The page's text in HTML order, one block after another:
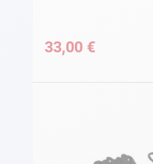
33,00 €